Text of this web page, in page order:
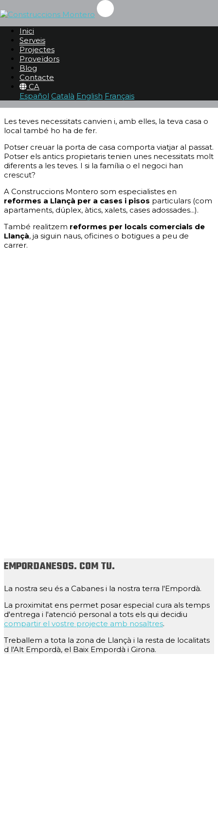
Inici
Serveis
Projectes
Proveïdors
Blog
Contacte
CA
Español Català English Français
REFORMES A LLANÇÀ
Serveis
Reformes
Reformes a Llançà
REFORMEM LA TEVA LLAR PER ADAPTAR-LA A
LES TEVES NECESSITATS
Les teves necessitats canvien i, amb elles, la teva casa o
local també ho ha de fer.
Potser creuar la porta de casa comporta viatjar al passat.
Potser els antics propietaris tenien unes necessitats molt
diferents a les teves. I si la família o el negoci han
crescut?
A Construccions Montero som especialistes en
reformes a Llançà per a cases i pisos particulars (com
apartaments, dúplex, àtics, xalets, cases adossades...).
També realitzem reformes per locals comercials de
Llançà, ja siguin naus, oficines o botigues a peu de
carrer.
EMPORDANESOS. COM TU.
La nostra seu és a Cabanes i la nostra terra l'Empordà.
La proximitat ens permet posar especial cura als temps
d'entrega i l'atenció personal a tots els qui decidiu
compartir el vostre projecte amb nosaltres.
Treballem a tota la zona de Llançà i la resta de localitats
d l'Alt Empordà, el Baix Empordà i Girona.